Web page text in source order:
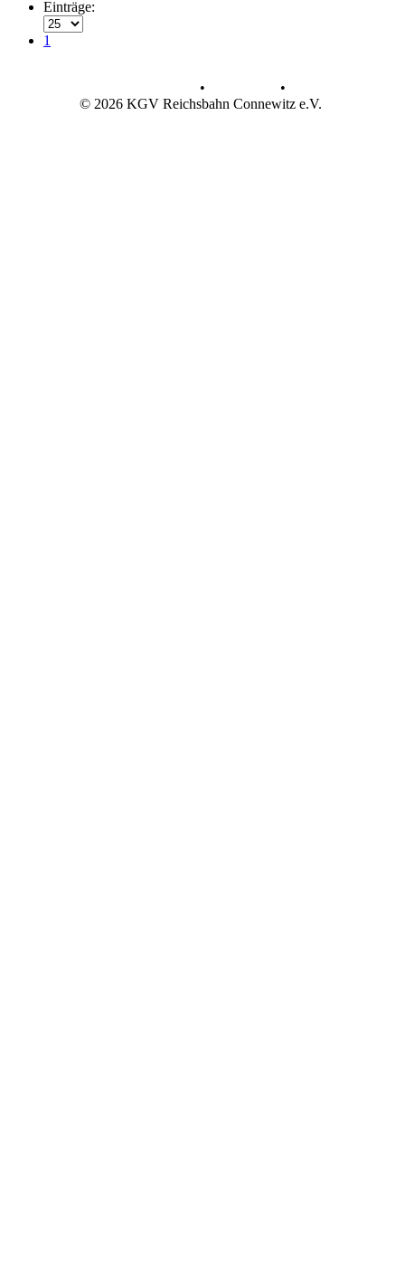
Einträge:
1
•
•
© 2026 KGV Reichsbahn Connewitz e.V.